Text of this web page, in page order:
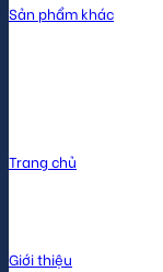
Sản phẩm khác
Trang chủ
Giới thiệu